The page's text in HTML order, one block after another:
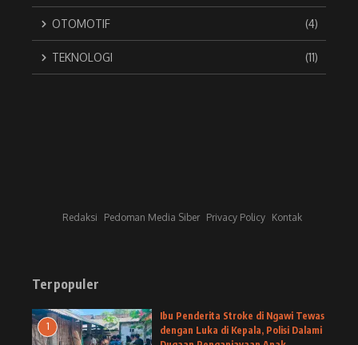
OTOMOTIF (4)
TEKNOLOGI (11)
Redaksi Pedoman Media Siber Privacy Policy Kontak
Terpopuler
1
Ibu Penderita Stroke di Ngawi Tewas
dengan Luka di Kepala, Polisi Dalami